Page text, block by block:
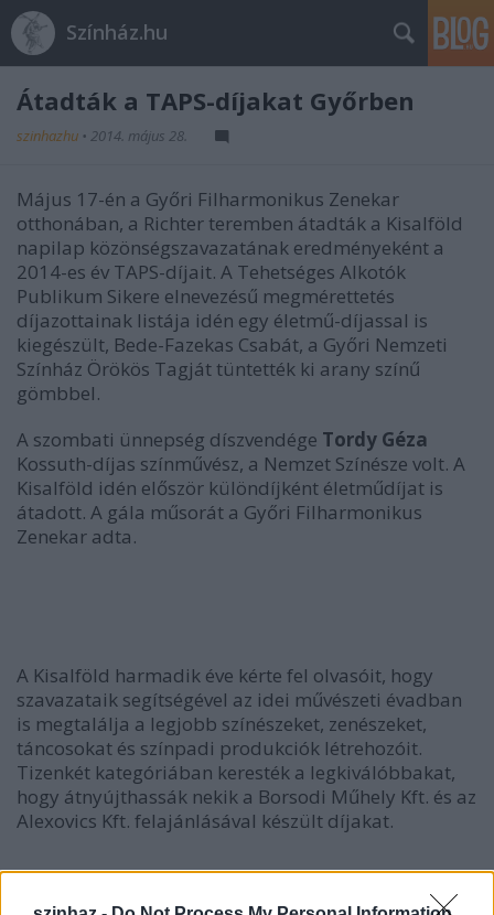
Színház.hu
Átadták a TAPS-díjakat Győrben
szinhazhu • 2014. május 28.
Május 17-én a Győri Filharmonikus Zenekar
otthonában, a Richter teremben átadták a Kisalföld
napilap közönségszavazatának eredményeként a
2014-es év TAPS-díjait. A Tehetséges Alkotók
Publikum Sikere elnevezésű megmérettetés
díjazottainak listája idén egy életmű-díjassal is
kiegészült, Bede-Fazekas Csabát, a Győri Nemzeti
Színház Örökös Tagját tüntették ki arany színű
gömbbel.
A szombati ünnepség díszvendége Tordy Géza
Kossuth-díjas színművész, a Nemzet Színésze volt. A
Kisalföld idén először különdíjként életműdíjat is
átadott. A gála műsorát a Győri Filharmonikus
Zenekar adta.
A Kisalföld harmadik éve kérte fel olvasóit, hogy
szavazataik segítségével az idei művészeti évadban
is megtalálja a legjobb színészeket, zenészeket,
táncosokat és színpadi produkciók létrehozóit.
Tizenkét kategóriában keresték a legkiválóbbakat,
hogy átnyújthassák nekik a Borsodi Műhely Kft. és az
Alexovics Kft. felajánlásával készült díjakat.